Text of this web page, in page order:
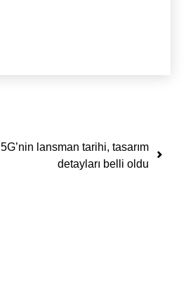
lansman tarihi, tasarım
detayları belli oldu